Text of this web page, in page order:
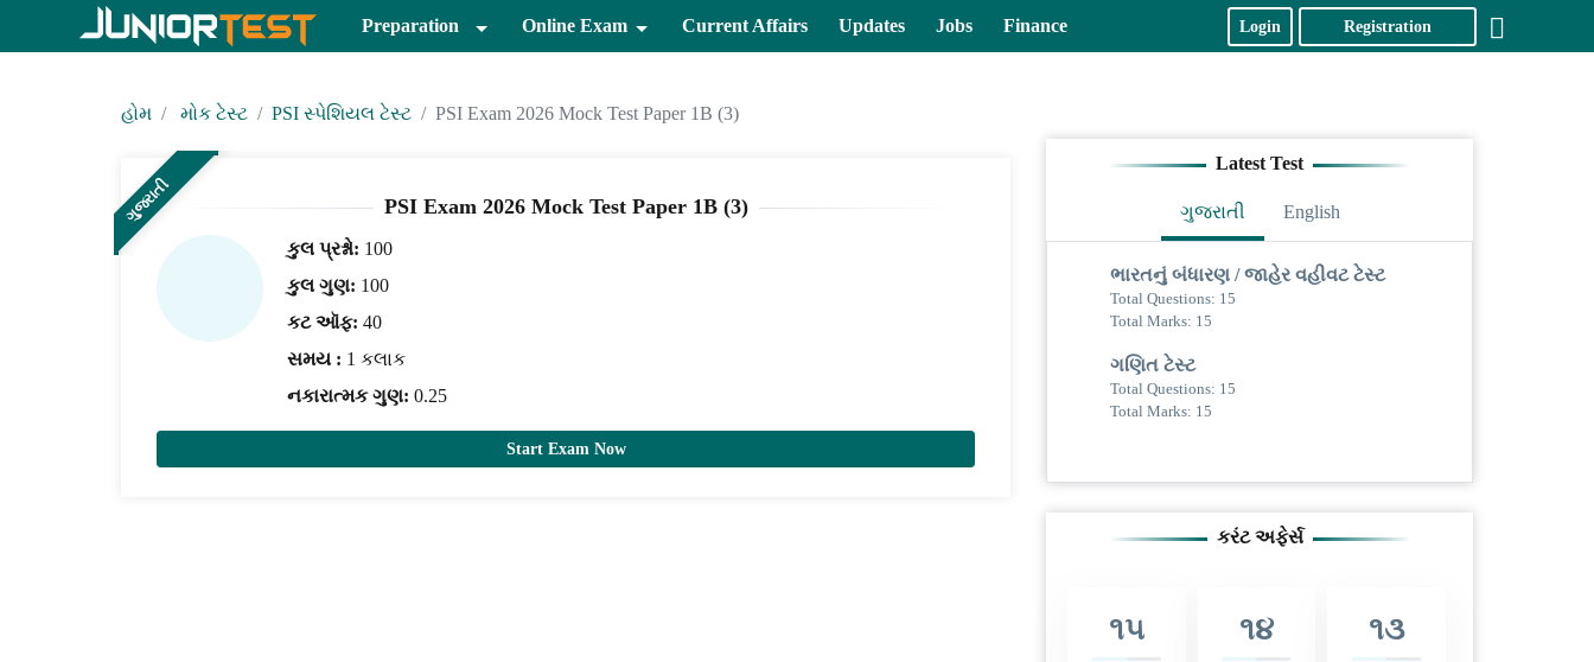
Preparation Online Exam Current Affairs Updates Jobs Finance Login Registration
હોમ મોક ટેસ્ટ PSI સ્પેશિયલ ટેસ્ટ PSI Exam 2026 Mock Test Paper 1B (3)
ગુજરાતી PSI Exam 2026 Mock Test Paper 1B (3)
કુલ પ્રશ્નો: 100
કુલ ગુણ: 100
કટ ઑફ: 40
સમય : 1 કલાક
નકારાત્મક ગુણ: 0.25
Start Exam Now
Latest Test
ગુજરાતી English
ભારતનું બંધારણ / જાહેર વહીવટ ટેસ્ટ
Total Questions: 15
Total Marks: 15
ગણિત ટેસ્ટ
Total Questions: 15
Total Marks: 15
કરંટ અફેર્સ
૧૫ ૧૪ ૧૩